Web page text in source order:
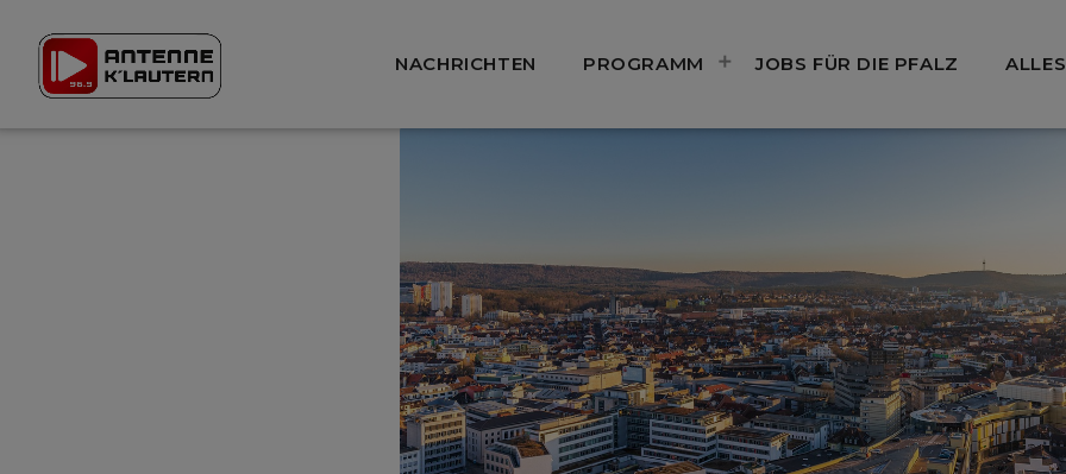
NACHRICHTEN PROGRAMM JOBS FÜR DIE PFALZ